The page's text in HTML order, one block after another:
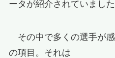
ータが紹介されていました
その中で多くの選手が
の項目。それは